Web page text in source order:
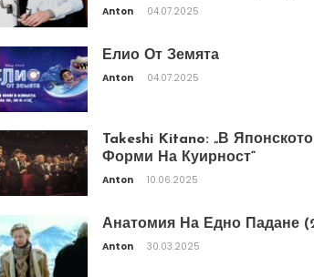
Anton 04.07.2025
Елио От Земята
Anton 04.07.2025
Takeshi Kitano: „В
Форми На Куирност“
Anton 10.06.2025
Анатомия На Едно Падане
Anton 30.03.2025